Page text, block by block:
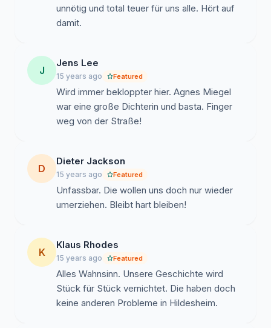
Doch in erster Linie müssen wir den Namen dieser
Schriftstellerin gewesen ist. Sie ist eine Heimatdichterin,
und als solche für den gesamten deutschsprachigen
Raum von historischer Bedeutung. Besonders für die
aus Ostpreußen vertriebenen Deutschen hat sie einen
hohen Identifikationswert.
Hildesheim auf, uns zu unterstützen.
Unterschreiben Sie die Online-Petition und helfen sie
mit, die Namen der Agnes-Miegel-Straßen im Landkreis
Hildesheim zu erhalten.
Achtung! Aus technischen Gründen haben wir
das Petitions-Portal gewechselt. Sollte Sie
bereits auf dem alten Portal diese Petition
unterzeichnet haben, so ist eine erneute
Unterzeichnung auf diesem Portal nicht mehr
unnötig und total teuer für uns alle. Hört auf
damit.
J
Jens Lee
15 years ago Featured
Wird immer bekloppter hier. Agnes Miegel
war eine große Dichterin und basta. Finger
weg von der Straße!
D
Dieter Jackson
15 years ago Featured
Unfassbar. Die wollen uns doch nur wieder
umerziehen. Bleibt hart bleiben!
K
Klaus Rhodes
15 years ago Featured
Alles Wahnsinn. Unsere Geschichte wird
Stück für Stück vernichtet. Die haben doch
keine anderen Probleme in Hildesheim.